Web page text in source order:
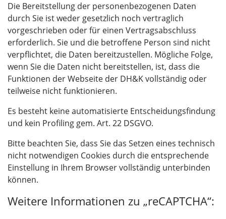
Die Bereitstellung der personenbezogenen Daten
durch Sie ist weder gesetzlich noch vertraglich
vorgeschrieben oder für einen Vertragsabschluss
erforderlich. Sie und die betroffene Person sind nicht
verpflichtet, die Daten bereitzustellen. Mögliche Folge,
wenn Sie die Daten nicht bereitstellen, ist, dass die
Funktionen der Webseite der DH&K vollständig oder
teilweise nicht funktionieren.
Es besteht keine automatisierte Entscheidungsfindung
und kein Profiling gem. Art. 22 DSGVO.
Bitte beachten Sie, dass Sie das Setzen eines technisch
nicht notwendigen Cookies durch die entsprechende
Einstellung in Ihrem Browser vollständig unterbinden
können.
Weitere Informationen zu „reCAPTCHA“: